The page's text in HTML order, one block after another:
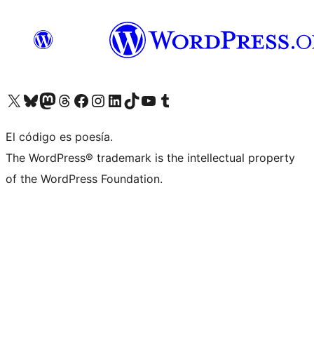
Visita nuestra cuenta de X (anteriormente Twitter)
Visita nuestra cuenta de Bluesky
Visita nuestra cuenta de Mastodon
Visita nuestra cuenta de Threads
Visita nuestra página de Facebook
Visita nuestra cuenta de Instagram
Visita nuestra cuenta de LinkedIn
Visita nuestra cuenta de TikTok
Visita nuestro canal de YouTube
Visita nuestra cuenta de Tumblr
El código es poesía.
The WordPress® trademark is the intellectual property
of the WordPress Foundation.